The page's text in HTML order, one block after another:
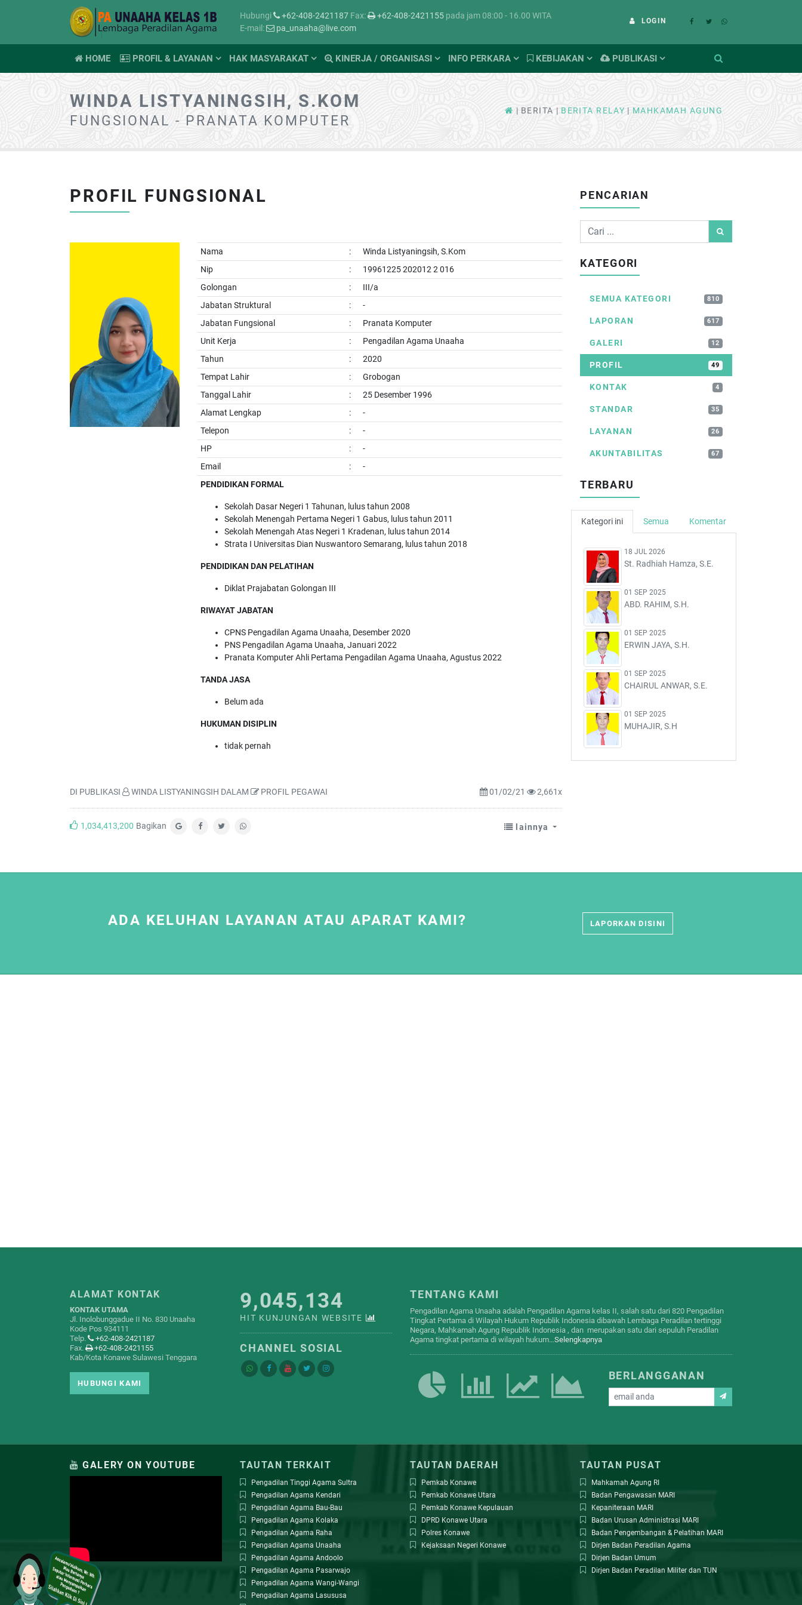
Hubungi +62-408-2421187 Fax: +62-408-2421155 pada jam 08:00 - 16.00 WITA
E-mail:
pa_unaaha@live.com
LOGIN
HOME PROFIL & LAYANAN HAK MASYARAKAT KINERJA / ORGANISASI INFO PERKARA KEBIJAKAN PUBLIKASI
WINDA LISTYANINGSIH, S.KOM
FUNGSIONAL - PRANATA KOMPUTER
BERITA BERITA RELAY MAHKAMAH AGUNG
PROFIL FUNGSIONAL
Nama :
Winda Listyaningsih, S.Kom
Nip
:
19961225 202012 2 016
Golongan
:
III/a
Jabatan Struktural
:
-
Jabatan Fungsional
:
Pranata Komputer
Unit Kerja
:
Pengadilan Agama Unaaha
Tahun
:
2020
Tempat Lahir
:
Grobogan
Tanggal Lahir
:
25 Desember 1996
Alamat Lengkap
:
-
Telepon
:
-
HP
:
-
Email
:
-
PENDIDIKAN FORMAL
Sekolah Dasar Negeri 1 Tahunan, lulus tahun 2008
Sekolah Menengah Pertama Negeri 1 Gabus, lulus tahun 2011
Sekolah Menengah Atas Negeri 1 Kradenan, lulus tahun 2014
Strata I Universitas Dian Nuswantoro Semarang, lulus tahun 2018
PENDIDIKAN DAN PELATIHAN
Diklat Prajabatan Golongan III
RIWAYAT JABATAN
CPNS Pengadilan Agama Unaaha, Desember 2020
PNS Pengadilan Agama Unaaha, Januari 2022
Pranata Komputer Ahli Pertama Pengadilan Agama Unaaha, Agustus 2022
TANDA JASA
Belum ada
HUKUMAN DISIPLIN
tidak pernah
DI PUBLIKASI WINDA LISTYANINGSIH DALAM PROFIL PEGAWAI 01/02/21 2,661x
1,034,413,200 Bagikan lainnya
PENCARIAN
KATEGORI
SEMUA KATEGORI 810
LAPORAN 617
GALERI 12
PROFIL 49
KONTAK 4
STANDAR 35
LAYANAN 26
AKUNTABILITAS 67
TERBARU
Kategori ini Semua Komentar
18 JUL 2026
St. Radhiah Hamza, S.E.
01 SEP 2025
ABD. RAHIM, S.H.
01 SEP 2025
ERWIN JAYA, S.H.
01 SEP 2025
CHAIRUL ANWAR, S.E.
01 SEP 2025
MUHAJIR, S.H
ADA KELUHAN LAYANAN ATAU APARAT KAMI? LAPORKAN DISINI
ALAMAT KONTAK
KONTAK UTAMA
Jl. Inolobunggadue II No. 830 Unaaha
Kode Pos 934111
Telp.
+62-408-2421187
Fax.
+62-408-2421155
Kab/Kota Konawe Sulawesi Tenggara
HUBUNGI KAMI
9,045,134
HIT KUNJUNGAN WEBSITE
CHANNEL SOSIAL
TENTANG KAMI
Pengadilan Agama Unaaha adalah Pengadilan Agama kelas II, salah satu dari 820 Pengadilan
Tingkat Pertama di Wilayah Hukum Republik Indonesia dibawah Lembaga Peradilan tertinggi
Negara, Mahkamah Agung Republik Indonesia , dan merupakan satu dari sepuluh Peradilan
Agama tingkat pertama di wilayah hukum…Selengkapnya
BERLANGGANAN
GALERY ON YOUTUBE TAUTAN TERKAIT
Pengadilan Tinggi Agama Sultra
Pengadilan Agama Kendari
Pengadilan Agama Bau-Bau
Pengadilan Agama Kolaka
Pengadilan Agama Raha
Pengadilan Agama Unaaha
Pengadilan Agama Andoolo
Pengadilan Agama Pasarwajo
Pengadilan Agama Wangi-Wangi
Pengadilan Agama Lasususa
TAUTAN DAERAH
Pemkab Konawe
Pemkab Konawe Utara
Pemkab Konawe Kepulauan
DPRD Konawe Utara
Polres Konawe
Kejaksaan Negeri Konawe
TAUTAN PUSAT
Mahkamah Agung RI
Badan Pengawasan MARI
Kepaniteraan MARI
Badan Urusan Administrasi MARI
Badan Pengembangan & Pelatihan MARI
Dirjen Badan Peradilan Agama
Dirjen Badan Umum
Dirjen Badan Peradilan Militer dan TUN